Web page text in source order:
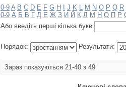
0-9 A B C D E F G H J K L M N O P Q R
0-9 А Б В Г Д Е Ж З И Й К Л М Н О П Р
Або введіть перші кілька букв:
Порядок: Результати:
Зараз показуються 21-40 з 49